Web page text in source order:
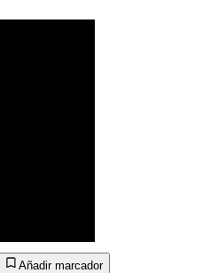
Añadir marcador